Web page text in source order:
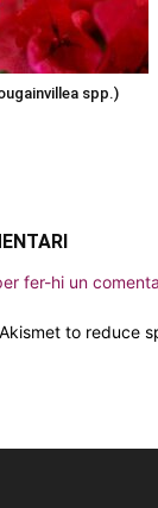
spp.)
fer-hi un
to reduce